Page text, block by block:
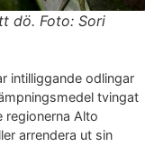
dö. Foto: Sori
intilliggande odlingar
tvingat
regionerna Alto
arrendera ut sin